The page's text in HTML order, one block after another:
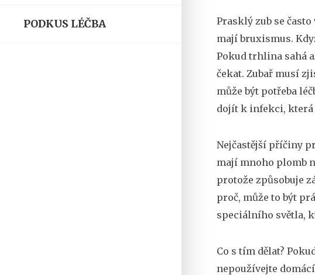
PODKUS LÉČBA
Prasklý zub se
mají bruxismus.
Pokud trhlina sahá
čekat. Zubař musí
může být potřeba
dojít k infekci, která
Nejčastější příčiny
mají mnoho plomb
protože způsobuje
proč, může to být
speciálního světla,
Co s tím dělat?
nepoužívejte